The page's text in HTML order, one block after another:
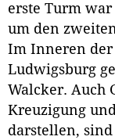
erste Turm
um den
Im Inneren der
Ludwigsburg
Walcker. Auch
Kreuzigung
darstellen,